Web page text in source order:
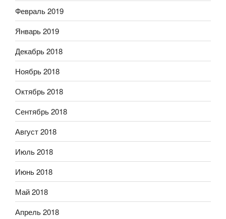
Февраль 2019
Январь 2019
Декабрь 2018
Ноябрь 2018
Октябрь 2018
Сентябрь 2018
Август 2018
Июль 2018
Июнь 2018
Май 2018
Апрель 2018